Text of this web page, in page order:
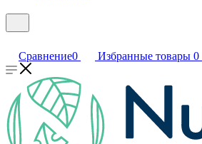
Сравнение0 Избранные товары 0